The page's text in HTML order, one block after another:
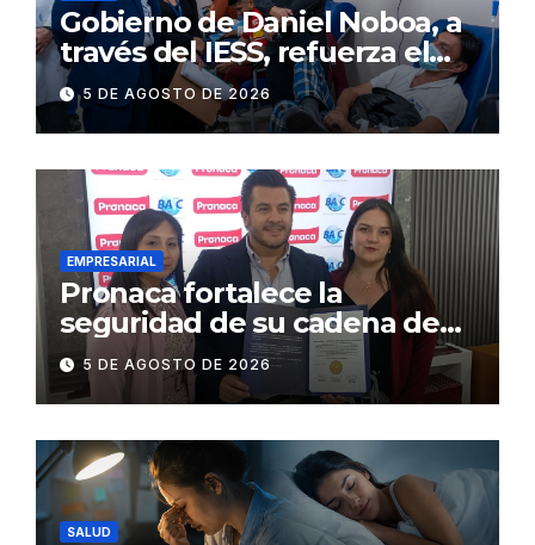
Gobierno de Daniel Noboa, a
través del IESS, refuerza el
abastecimiento de insulina
en 86 establecimientos de
salud
5 DE AGOSTO DE 2026
EMPRESARIAL
Pronaca fortalece la
seguridad de su cadena de
suministro con certificación
BASC en dos plantas
5 DE AGOSTO DE 2026
SALUD